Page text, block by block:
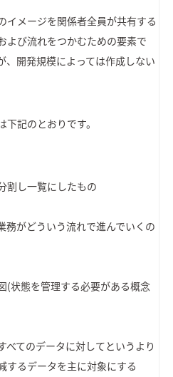
イメージを関係者全員が共有する
よび流れをつかむための要素で
、開発規模によっては作成しない
記のとおりです。
割し一覧にしたもの
務がどういう流れで進んでいくの
(状態を管理する必要がある概念
べてのデータに対してというより
するデータを主に対象にする